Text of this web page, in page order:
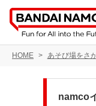
HOME あそび場をさ
namco